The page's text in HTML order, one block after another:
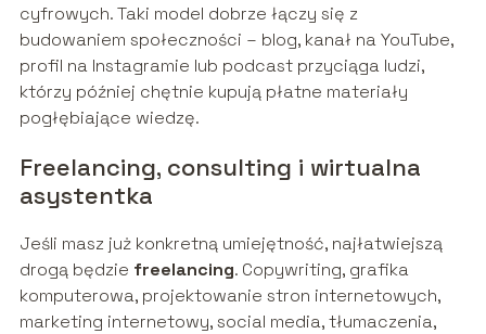
cyfrowych. Taki model dobrze łączy się z
budowaniem społeczności – blog, kanał na YouTube,
profil na Instagramie lub podcast przyciąga ludzi,
którzy później chętnie kupują płatne materiały
pogłębiające wiedzę.
Freelancing, consulting i wirtualna
asystentka
Jeśli masz już konkretną umiejętność, najłatwiejszą
drogą będzie freelancing. Copywriting, grafika
komputerowa, projektowanie stron internetowych,
marketing internetowy, social media, tłumaczenia,